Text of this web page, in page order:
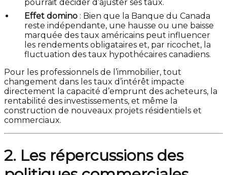
pourrait décider d’ajuster ses taux.
Effet domino : Bien que la Banque du Canada
reste indépendante, une hausse ou une baisse
marquée des taux américains peut influencer
les rendements obligataires et, par ricochet, la
fluctuation des taux hypothécaires canadiens.
Pour les professionnels de l’immobilier, tout
changement dans les taux d’intérêt impacte
directement la capacité d’emprunt des acheteurs, la
rentabilité des investissements, et même la
construction de nouveaux projets résidentiels et
commerciaux.
2. Les répercussions des